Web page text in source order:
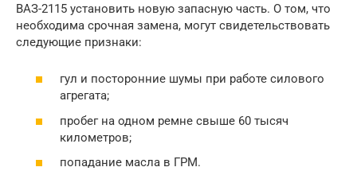
ВАЗ-2115 установить новую запасную часть. О том, что
необходима срочная замена, могут свидетельствовать
следующие признаки:
гул и посторонние шумы при работе силового
агрегата;
пробег на одном ремне свыше 60 тысяч
километров;
попадание масла в ГРМ.